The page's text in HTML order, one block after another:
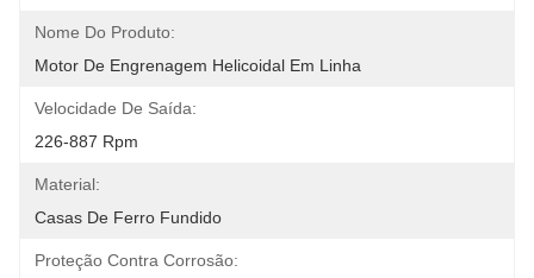
Nome Do Produto:
Motor De Engrenagem Helicoidal Em Linha
Velocidade De Saída:
226-887 Rpm
Material:
Casas De Ferro Fundido
Proteção Contra Corrosão: